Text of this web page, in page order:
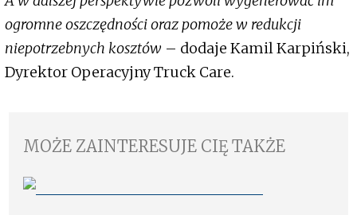
ogromne oszczędności oraz pomoże w redukcji
niepotrzebnych kosztów – dodaje Kamil Karpiński,
Dyrektor Operacyjny Truck Care.
MOŻE ZAINTERESUJE CIĘ TAKŻE